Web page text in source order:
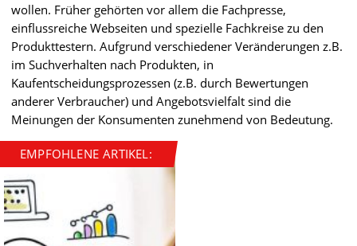
wollen. Früher gehörten vor allem die Fachpresse,
einflussreiche Webseiten und spezielle Fachkreise zu den
Produkttestern. Aufgrund verschiedener Veränderungen z.B.
im Suchverhalten nach Produkten, in
Kaufentscheidungsprozessen (z.B. durch Bewertungen
anderer Verbraucher) und Angebotsvielfalt sind die
Meinungen der Konsumenten zunehmend von Bedeutung.
EMPFOHLENE ARTIKEL: